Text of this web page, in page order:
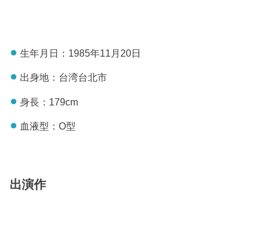
生年月日：1985年11月20日
出身地：台湾台北市
身長：179cm
血液型：O型
出演作